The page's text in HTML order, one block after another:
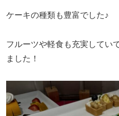
ケーキの種類も豊富でした♪
フルーツや軽食も充実してい
ました！